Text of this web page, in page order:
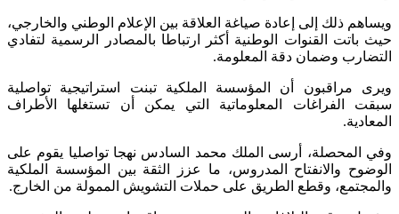
ويساهم ذلك إلى إعادة صياغة العلاقة بين الإعلام الوطني والخارجي،
حيث باتت القنوات الوطنية أكثر ارتباطا بالمصادر الرسمية لتفادي
التضارب وضمان دقة المعلومة.
ويرى مراقبون أن المؤسسة الملكية تبنت استراتيجية تواصلية
سبقت الفراغات المعلوماتية التي يمكن أن تستغلها الأطراف
المعادية.
وفي المحصلة، أرسى الملك محمد السادس نهجا تواصليا يقوم على
الوضوح والانفتاح المدروس، ما عزز الثقة بين المؤسسة الملكية
والمجتمع، وقطع الطريق على حملات التشويش الممولة من الخارج.